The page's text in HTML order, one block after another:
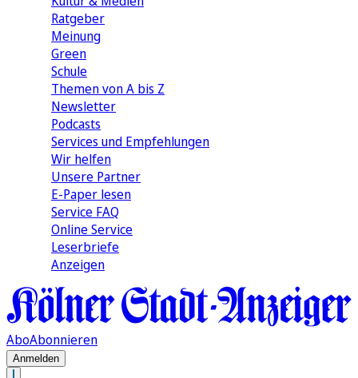
Ratgeber
Meinung
Green
Schule
Themen von A bis Z
Newsletter
Podcasts
Services und Empfehlungen
Wir helfen
Unsere Partner
E-Paper lesen
Service FAQ
Online Service
Leserbriefe
Anzeigen
AboAbonnieren
Anmelden